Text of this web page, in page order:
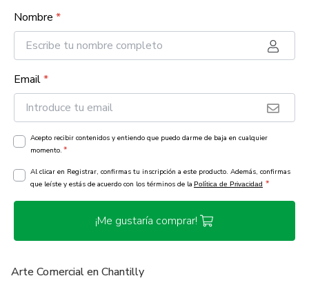
Nombre *
Email*
Acepto recibir contenidos y entiendo que puedo darme de baja en cualquier
momento. *
Al clicar en Registrar, confirmas tu inscripción a este producto. Además, confirmas
que leíste y estás de acuerdo con los términos de la Política de Privacidad *
¡Me gustaría comprar!
Arte Comercial en Chantilly